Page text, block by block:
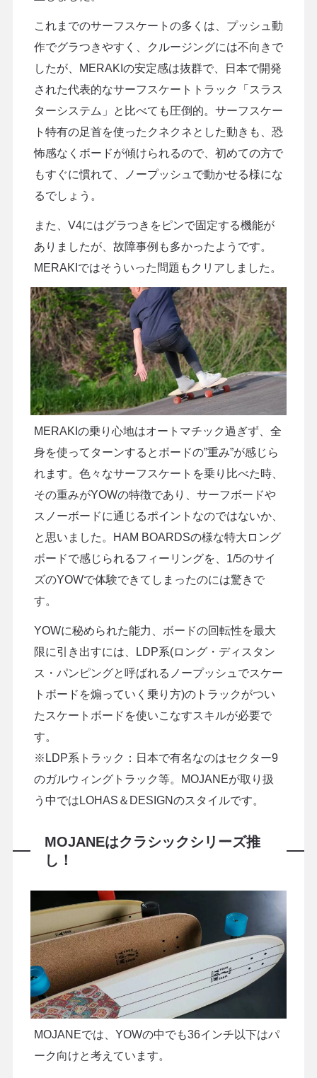
これまでのサーフスケートの多くは、プッシュ動
作でグラつきやすく、クルージングには不向きで
したが、MERAKIの安定感は抜群で、日本で開発
された代表的なサーフスケートトラック「スラス
ターシステム」と比べても圧倒的。サーフスケー
ト特有の足首を使ったクネクネとした動きも、恐
怖感なくボードが傾けられるので、初めての方で
もすぐに慣れて、ノープッシュで動かせる様にな
るでしょう。
また、V4にはグラつきをピンで固定する機能が
ありましたが、故障事例も多かったようです。
MERAKIではそういった問題もクリアしました。
MERAKIの乗り心地はオートマチック過ぎず、全
身を使ってターンするとボードの”重み”が感じら
れます。色々なサーフスケートを乗り比べた時、
その重みがYOWの特徴であり、サーフボードや
スノーボードに通じるポイントなのではないか、
と思いました。HAM BOARDSの様な特大ロング
ボードで感じられるフィーリングを、1/5のサイ
ズのYOWで体験できてしまったのには驚きで
す。
YOWに秘められた能力、ボードの回転性を最大
限に引き出すには、LDP系(ロング・ディスタン
ス・パンピングと呼ばれるノープッシュでスケー
トボードを煽っていく乗り方)のトラックがつい
たスケートボードを使いこなすスキルが必要で
す。
※LDP系トラック：日本で有名なのはセクター9
のガルウィングトラック等。MOJANEが取り扱
う中ではLOHAS＆DESIGNのスタイルです。
MOJANEはクラシックシリーズ推
し！
MOJANEでは、YOWの中でも36インチ以下はパ
ーク向けと考えています。